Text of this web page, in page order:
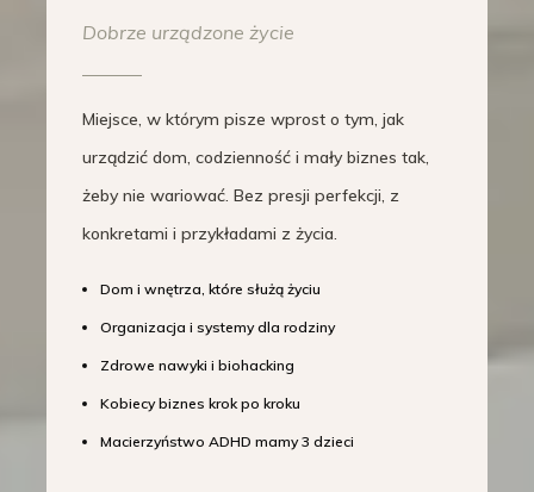
Dobrze urządzone życie
Miejsce, w którym pisze wprost o tym, jak
urządzić dom, codzienność i mały biznes tak,
żeby nie wariować. Bez presji perfekcji, z
konkretami i przykładami z życia.
Dom i wnętrza, które służą życiu
Organizacja i systemy dla rodziny
Zdrowe nawyki i biohacking
Kobiecy biznes krok po kroku
Macierzyństwo ADHD mamy 3 dzieci